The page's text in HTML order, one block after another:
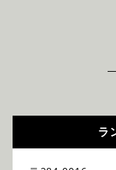
ラ